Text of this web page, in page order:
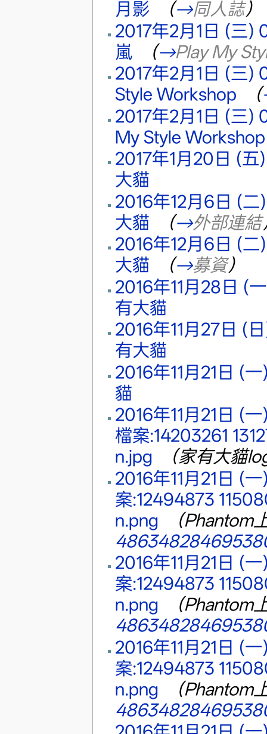
月影
（→同人誌）
2017年2月1日 (三)
嵐‎ （→Play My
2017年2月1日 (三)
Style Workshop
（
2017年2月1日 (三)
My Style Workshop
2017年1月20日 (五
大貓
2016年12月6日 (二
大貓
（→外部連結
2016年12月6日 (二
大貓
（→募資）
2016年11月28日 (
有大貓
2016年11月27日 (
有大貓
2016年11月21日 (一
貓
2016年11月21日 (
檔案:14203261
n.jpg
（家有大貓
2016年11月21日 (
案:12494873
n.png
（Phantom
2016年11月21日 (
案:12494873
n.png
（Phantom
2016年11月21日 (
案:12494873
n.png
（Phantom